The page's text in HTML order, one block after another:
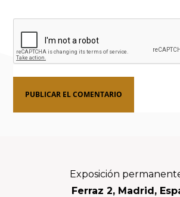
FooterExposición
Ferraz 2, Madrid,